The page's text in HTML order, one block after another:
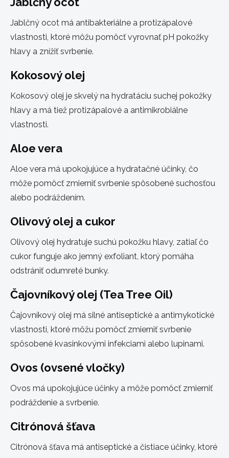
Jablčný ocot má antibakteriálne a protizápalové
vlastnosti, ktoré môžu pomôcť vyrovnať pH pokožky
hlavy a znížiť svrbenie.
Kokosový olej
Kokosový olej je skvelý na hydratáciu suchej pokožky
hlavy a má tiež protizápalové a antimikrobiálne
vlastnosti.
Aloe vera
Aloe vera má upokojujúce a hydratačné účinky, čo
môže pomôcť zmierniť svrbenie spôsobené suchosťou
alebo podráždením.
Olivový olej a cukor
Olivový olej hydratuje suchú pokožku hlavy, zatiaľ čo
cukor funguje ako jemný exfoliant, ktorý pomáha
odstrániť odumreté bunky.
Čajovníkový olej (Tea Tree Oil)
Čajovníkový olej má silné antiseptické a antimykotické
vlastnosti, ktoré môžu pomôcť zmierniť svrbenie
spôsobené kvasinkovými infekciami alebo lupinami.
Ovos (ovsené vločky)
Ovos má upokojujúce účinky a môže pomôcť zmierniť
podráždenie a svrbenie.
Citrónová šťava
Citrónová šťava má antiseptické a čistiace účinky, ktoré